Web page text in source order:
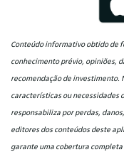
Conteúdo informativo obtido de
conhecimento prévio, opiniões,
recomendação de investimento.
características ou necessidades
responsabiliza por perdas,
editores dos conteúdos deste
garante uma cobertura